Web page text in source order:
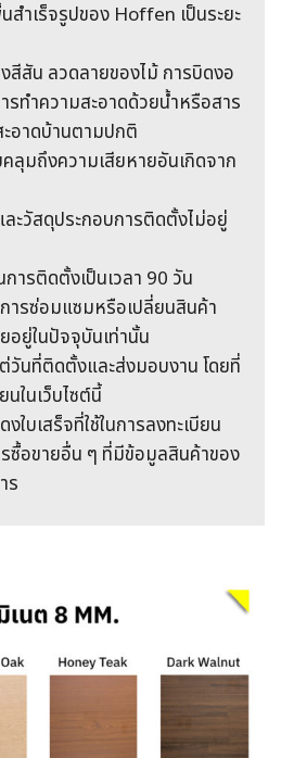
สำเร็จรูปของ Hoffen เป็นระยะ
สีสัน ลวดลายของไม้ การบิดงอ
ทำความสะอาดด้วยน้ำหรือสาร
ะอาดบ้านตามปกติ
ลุมถึงความเสียหายอันเกิดจาก
ะวัสดุประกอบการติดตั้งไม่อยู่
ารติดตั้งเป็นเวลา 90 วัน
ารซ่อมแซมหรือเปลี่ยนสินค้า
อยู่ในปัจจุบันเท่านั้น
นที่ติดตั้งและส่งมอบงาน โดยที่
ในเว็บไซต์นี้
บเสร็จที่ใช้ในการลงทะเบียน
ซื้อขายอื่น ๆ ที่มีข้อมูลสินค้าของ
ร